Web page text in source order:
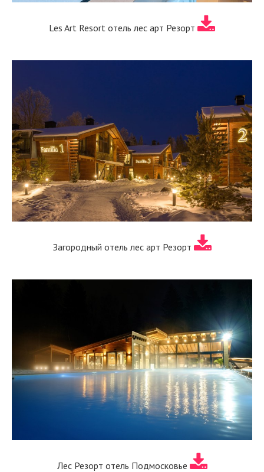
Les Art Resort отель лес арт Резорт
Загородный отель лес арт Резорт
Лес Резорт отель Подмосковье